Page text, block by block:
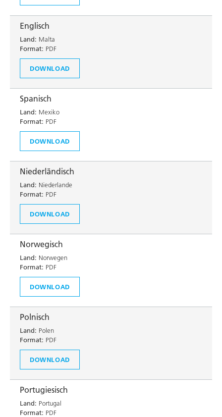
Englisch
Land: Malta
Format: PDF
DOWNLOAD
Spanisch
Land: Mexiko
Format: PDF
DOWNLOAD
Niederländisch
Land: Niederlande
Format: PDF
DOWNLOAD
Norwegisch
Land: Norwegen
Format: PDF
DOWNLOAD
Polnisch
Land: Polen
Format: PDF
DOWNLOAD
Portugiesisch
Land: Portugal
Format: PDF